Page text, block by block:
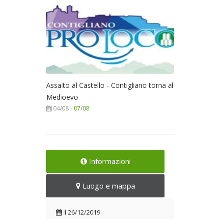
Assalto al Castello - Contigliano torna al
Medioevo
04/08 - 07/08
Informazioni
Luogo e mappa
Il 26/12/2019